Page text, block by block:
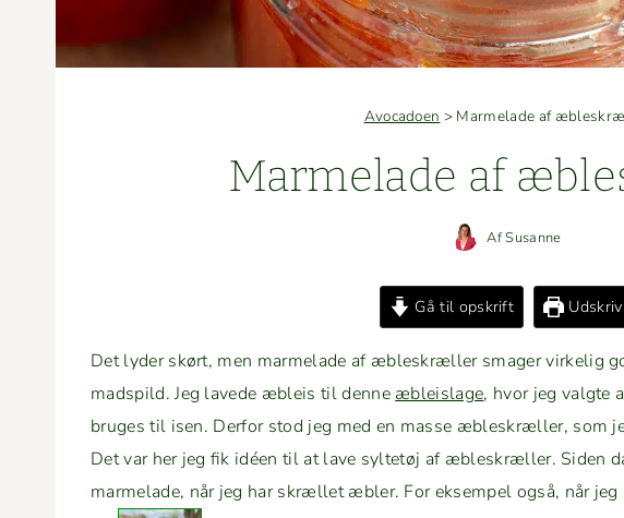
Avocadoen > Marmelade af
Marme­lade af
AfSusanne
Gå til opskrift Udskriv
Det lyder skørt, men marme­lade af æbleskræller smager virke­lig
mad­spild. Jeg lavede æbleis til denne æbleis­lage, hvor jeg val­gte
bruges til isen. Der­for stod jeg med en masse æbleskræller, som
Det var her jeg fik idéen til at lave syl­tetøj af æbleskræller. Siden
marme­lade, når jeg har skræl­let æbler. For eksem­pel også, når jeg